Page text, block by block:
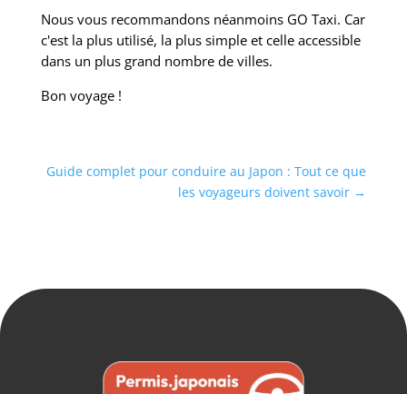
Nous vous recommandons néanmoins GO Taxi. Car
c'est la plus utilisé, la plus simple et celle accessible
dans un plus grand nombre de villes.
Bon voyage !
Guide complet pour conduire au Japon : Tout ce que
les voyageurs doivent savoir →